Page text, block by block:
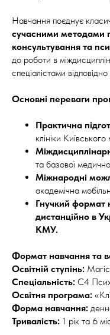
Навчання поєднує
сучасними методами
консультування та
до роботи в
спеціалістами
Основні переваги
Практична
клініки
та базової
Міжнародні
академічна
Гнучкий формат
дистанційно в
КМУ.
Формат навчання та
Освітній ступінь:
Спеціальність: С4
Освітня програма:
Форма навчання:
Тривалість: 1 рік та 6